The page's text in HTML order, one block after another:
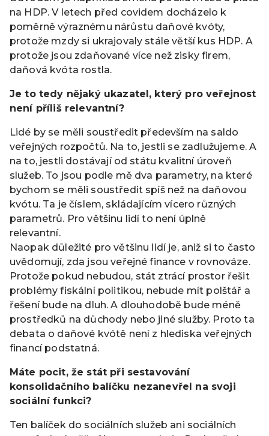
na HDP. V letech před covidem docházelo k
poměrně výraznému nárůstu daňové kvóty,
protože mzdy si ukrajovaly stále větší kus HDP. A
protože jsou zdaňované více než zisky firem,
daňová kvóta rostla.
Je to tedy nějaký ukazatel, který pro veřejnost
není příliš relevantní?
Lidé by se měli soustředit především na saldo
veřejných rozpočtů. Na to, jestli se zadlužujeme. A
na to, jestli dostávají od státu kvalitní úroveň
služeb. To jsou podle mě dva parametry, na které
bychom se měli soustředit spíš než na daňovou
kvótu. Ta je číslem, skládajícím vícero různých
parametrů. Pro většinu lidí to není úplně
relevantní.
Naopak důležité pro většinu lidí je, aniž si to často
uvědomují, zda jsou veřejné finance v rovnováze.
Protože pokud nebudou, stát ztrácí prostor řešit
problémy fiskální politikou, nebude mít polštář a
řešení bude na dluh. A dlouhodobě bude méně
prostředků na důchody nebo jiné služby. Proto ta
debata o daňové kvótě není z hlediska veřejných
financí podstatná.
Máte pocit, že stát při sestavování
konsolidačního balíčku nezanevřel na svoji
sociální funkci?
Ten balíček do sociálních služeb ani sociálních